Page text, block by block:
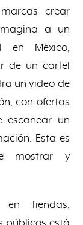
crear
a un
en México,
de un cartel
un video de
con ofertas
escanear un
Esta es
mostrar y
en tiendas,